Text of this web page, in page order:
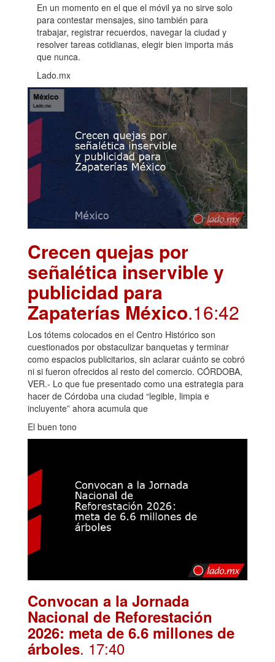
En un momento en el que el móvil ya no sirve solo
para contestar mensajes, sino también para
trabajar, registrar recuerdos, navegar la ciudad y
resolver tareas cotidianas, elegir bien importa más
que nunca.
Lado.mx
Crecen quejas por
señalética inservible y
publicidad para
Zapaterías México.16:42
Los tótems colocados en el Centro Histórico son
cuestionados por obstaculizar banquetas y terminar
como espacios publicitarios, sin aclarar cuánto se cobró
ni si fueron ofrecidos al resto del comercio. CÓRDOBA,
VER.- Lo que fue presentado como una estrategia para
hacer de Córdoba una ciudad “legible, limpia e
incluyente” ahora acumula que
El buen tono
Convocan a la Jornada
Nacional de Reforestación
2026: meta de 6.6 millones de
árboles. 17:40